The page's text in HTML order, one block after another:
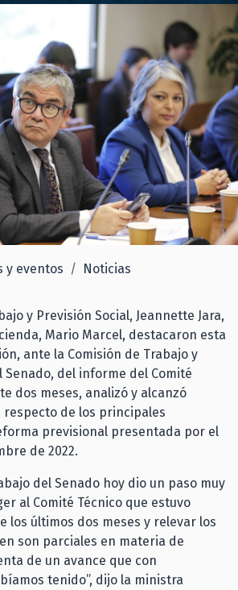
y eventos Noticias
y Previsión Social, Jeannette Jara,
Mario Marcel, destacaron esta
ante la Comisión de Trabajo y
Senado, del informe del Comité
dos meses, analizó y alcanzó
de los principales
previsional presentada por el
de 2022.
del Senado hoy dio un paso muy
al Comité Técnico que estuvo
los últimos dos meses y relevar los
son parciales en materia de
de un avance que con
tenido”, dijo la ministra